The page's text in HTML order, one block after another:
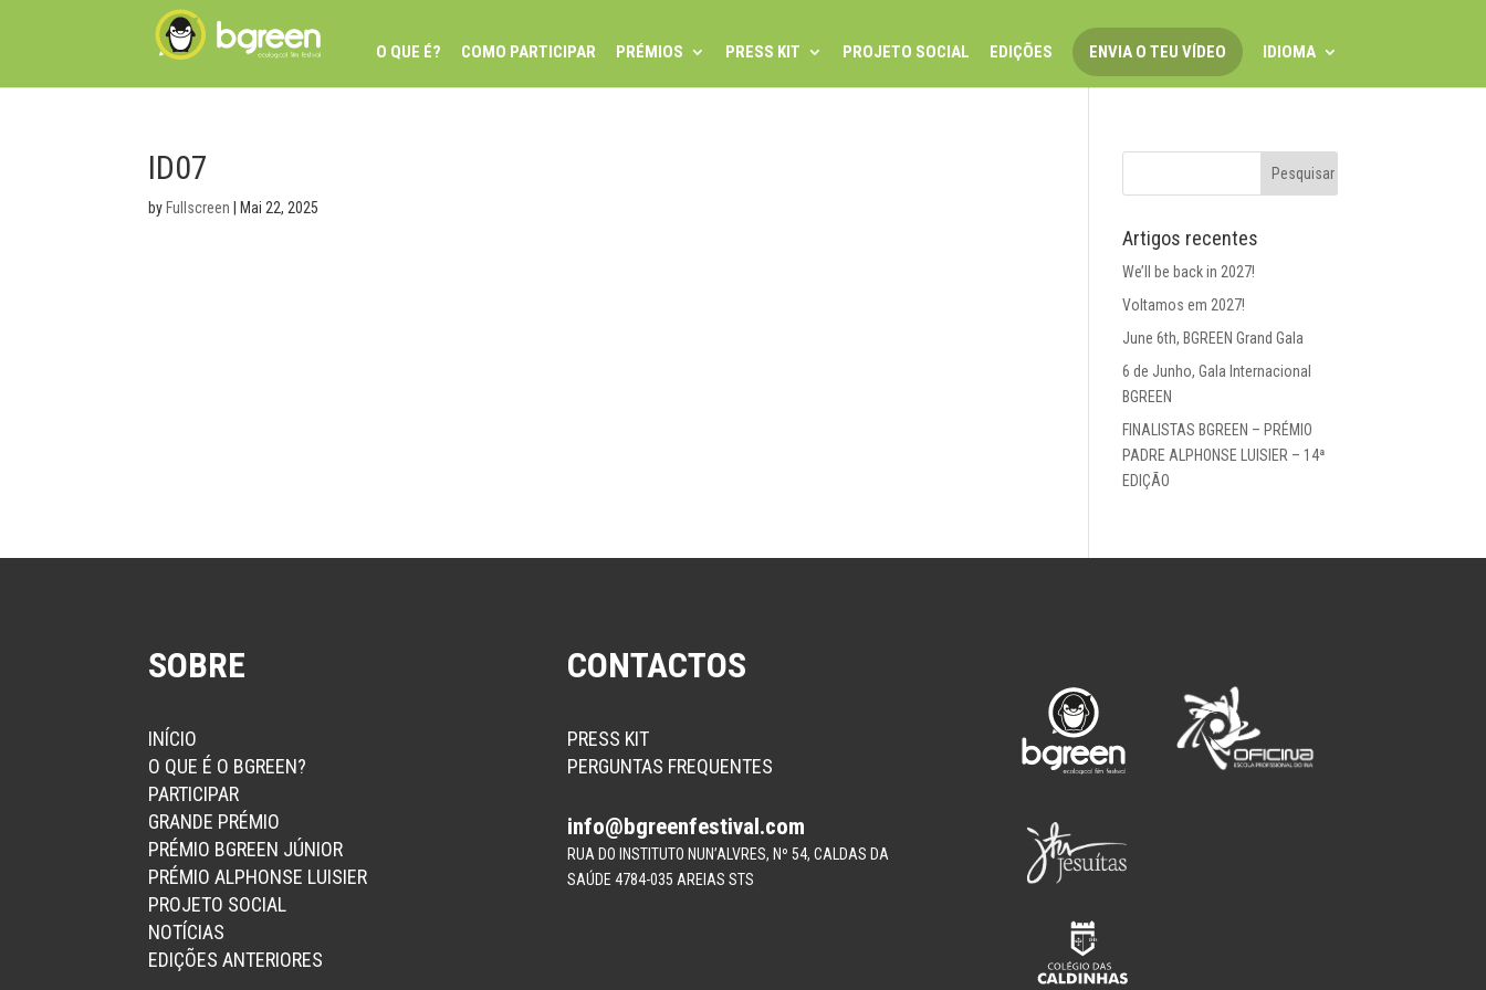
O QUE É? COMO PARTICIPAR PRÉMIOS PRESS KIT PROJETO SOCIAL EDIÇÕES ENVIA O TEU VÍDEO IDIOMA
ID07
by Fullscreen Mai 22, 2025
Artigos recentes
We’ll be back in 2027!
Voltamos em 2027!
June 6th, BGREEN Grand Gala
6 de Junho, Gala Internacional
BGREEN
FINALISTAS BGREEN – PRÉMIO
PADRE ALPHONSE LUISIER – 14ª
EDIÇÃO
SOBRE
INÍCIO
O QUE É O BGREEN?
PARTICIPAR
GRANDE PRÉMIO
PRÉMIO BGREEN JÚNIOR
PRÉMIO ALPHONSE LUISIER
PROJETO SOCIAL
NOTÍCIAS
EDIÇÕES ANTERIORES
CONTACTOS
PRESS KIT
PERGUNTAS FREQUENTES
info@bgreenfestival.com
RUA DO INSTITUTO NUN’ALVRES, Nº 54, CALDAS DA
SAÚDE 4784-035 AREIAS STS